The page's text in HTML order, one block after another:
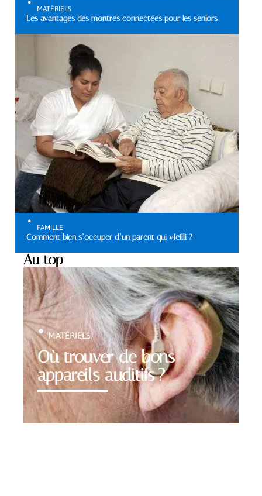
MATÉRIELS
Les avantages des montres connectées pour les seniors
FAMILLE
Comment bien s’occuper d’un parent qui vIeilli ?
Au top
Où trouver de bons
appareils auditifs ?
MATÉRIELS